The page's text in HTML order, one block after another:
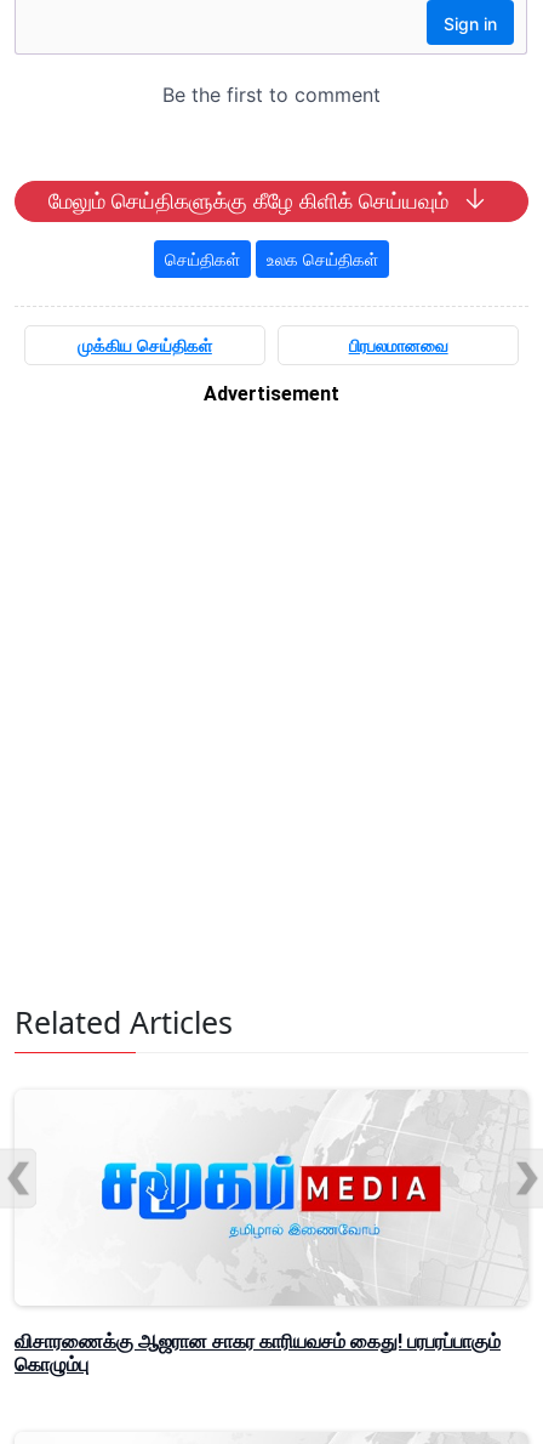
மேலும் செய்திகளுக்கு கீழே கிளிக் செய்யவும்
செய்திகள் உலக செய்திகள்
முக்கிய செய்திகள் பிரபலமானவை
Advertisement
Related Articles
விசாரணைக்கு ஆஜரான சாகர காரியவசம் கைது! பரபரப்பாகும்
கொழும்பு